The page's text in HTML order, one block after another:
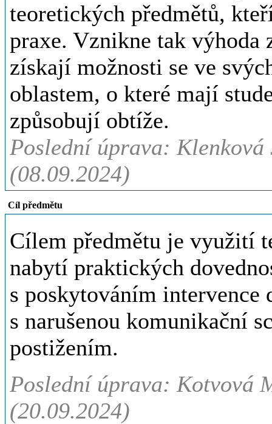
teoretických předmětů,
praxe. Vznikne tak výhoda
získají možnosti se ve
oblastem, o které mají
způsobují obtíže.
Poslední úprava:
(08.09.2024)
Cíl předmětu
Cílem předmětu je využití
nabytí praktických
s poskytováním intervence
s narušenou komunikační
postižením.
Poslední úprava: Kotvová
(20.09.2024)